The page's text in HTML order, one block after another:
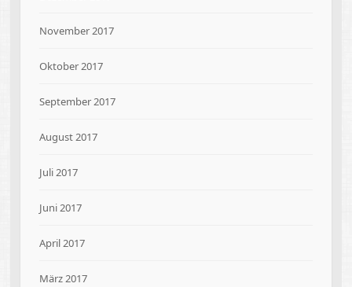
November 2017
Oktober 2017
September 2017
August 2017
Juli 2017
Juni 2017
April 2017
März 2017